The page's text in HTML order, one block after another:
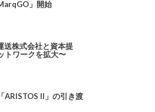
」開始
株式会社と資本提
トワークを拡大〜
ARISTOS II」の引き渡